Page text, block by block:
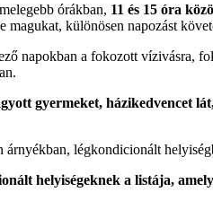
órákban, 11 és 15 óra
magukat, különösen napozást
napokban a fokozott vízivásra,
gyermeket, házikedvencet
légkondicionált
helyiségeknek a listája,